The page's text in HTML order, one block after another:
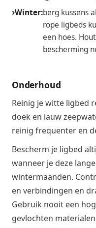
Winter:berg kussens
rope ligbeds
een hoes.
bescherming
Onderhoud
Reinig je witte ligbed
doek en lauw
reinig frequenter en
Bescherm je ligbed
wanneer je deze
wintermaanden.
en verbindingen en
Gebruik nooit een
gevlochten